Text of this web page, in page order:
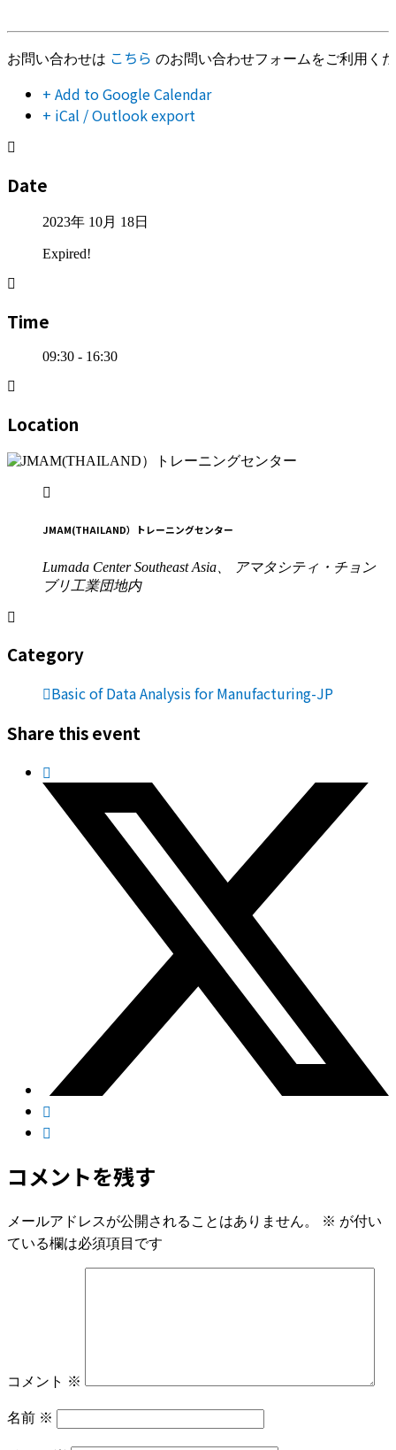
お問い合わせは こちら のお問い合わせフォームをご利用く
+ Add to Google Calendar
+ iCal / Outlook export
Date
2023年 10月 18日
Expired!
Time
09:30 - 16:30
Location
JMAM(THAILAND）トレーニングセンター
Lumada Center Southeast Asia、 アマタシティ・チョン
ブリ工業団地内
Category
Basic of Data Analysis for Manufacturing-JP
Share this event
コメントを残す
メールアドレスが公開されることはありません。 ※ が付い
ている欄は必須項目です
コメント ※
名前 ※